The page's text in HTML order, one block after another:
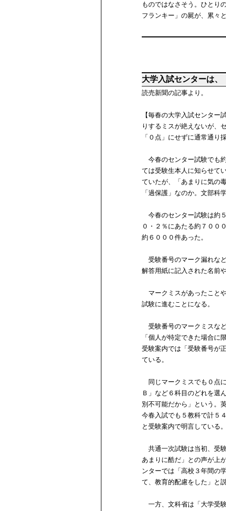
ものではなさそう。ひとり
フランキー」の屍が、累々
大学入試センターは、
読売新聞の記事より。
【毎春の大学入試センタ
りするミスが絶えないが、
「０点」にせずに通常通り
今春のセンター試験でも
ては受験生本人に知らせて
ていたが、「あまりに気の
「過保護」なのか。文部科
今春のセンター試験は約
０・２％にあたる約７００
約６０００件あった。
受験番号のマーク漏れな
解答用紙に記入された名前
マークミスがあったこと
試験に進むことになる。
受験番号のマークミスな
「個人が特定できた場合
受験案内では「受験番号が
ている。
同じマークミスでも０点
Ｂ」など６科目のどれを選
別不可能だから」という。
今春入試でも５教科で計５
と受験案内で明言している
共通一次試験は当初、受
あまりに酷だ」との声が上
ンターでは「高校３年間の
て、教育的配慮をした」と
一方、文科省は「大学受